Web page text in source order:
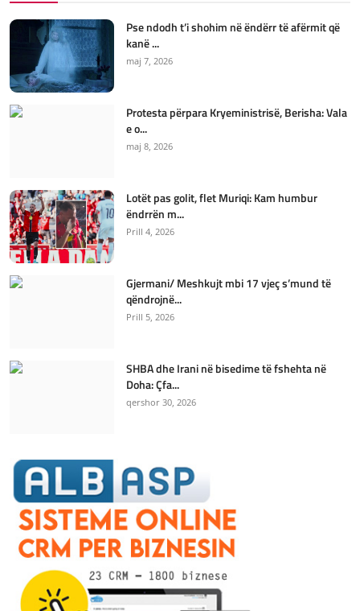
Pse ndodh t’i shohim në ëndërr të afërmit që
kanë ...
maj 7, 2026
Protesta përpara Kryeministrisë, Berisha: Vala
e o...
maj 8, 2026
Lotët pas golit, flet Muriqi: Kam humbur
ëndrrën m...
Prill 4, 2026
Gjermani/ Meshkujt mbi 17 vjeç s’mund të
qëndrojnë...
Prill 5, 2026
SHBA dhe Irani në bisedime të fshehta në
Doha: Çfa...
qershor 30, 2026